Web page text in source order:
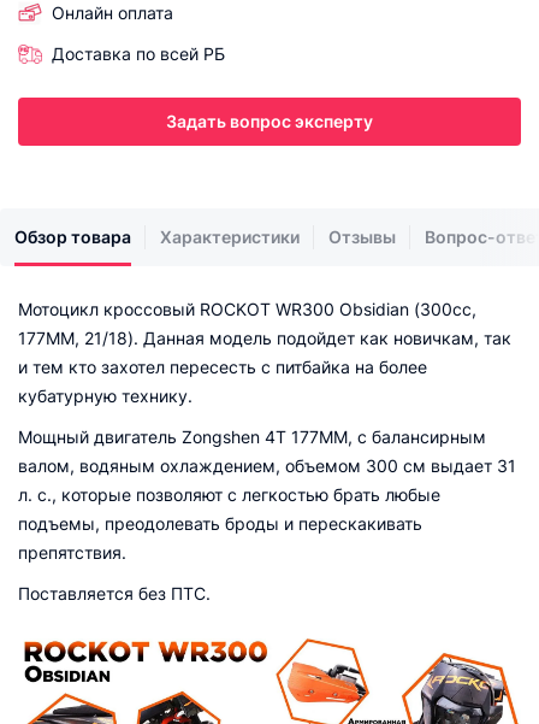
Онлайн оплата
Доставка по всей РБ
Задать вопрос эксперту
Обзор товара Характеристики Отзывы Вопрос-
Мотоцикл кроссовый ROCKOT WR300 Obsidian (300сс,
177ММ, 21/18). Данная модель подойдет как новичкам, так
и тем кто захотел пересесть с питбайка на более
кубатурную технику.
Мощный двигатель Zongshen 4Т 177ММ, с балансирным
валом, водяным охлаждением, объемом 300 см выдает 31
л. с., которые позволяют с легкостью брать любые
подъемы, преодолевать броды и перескакивать
препятствия.
Поставляется без ПТС.